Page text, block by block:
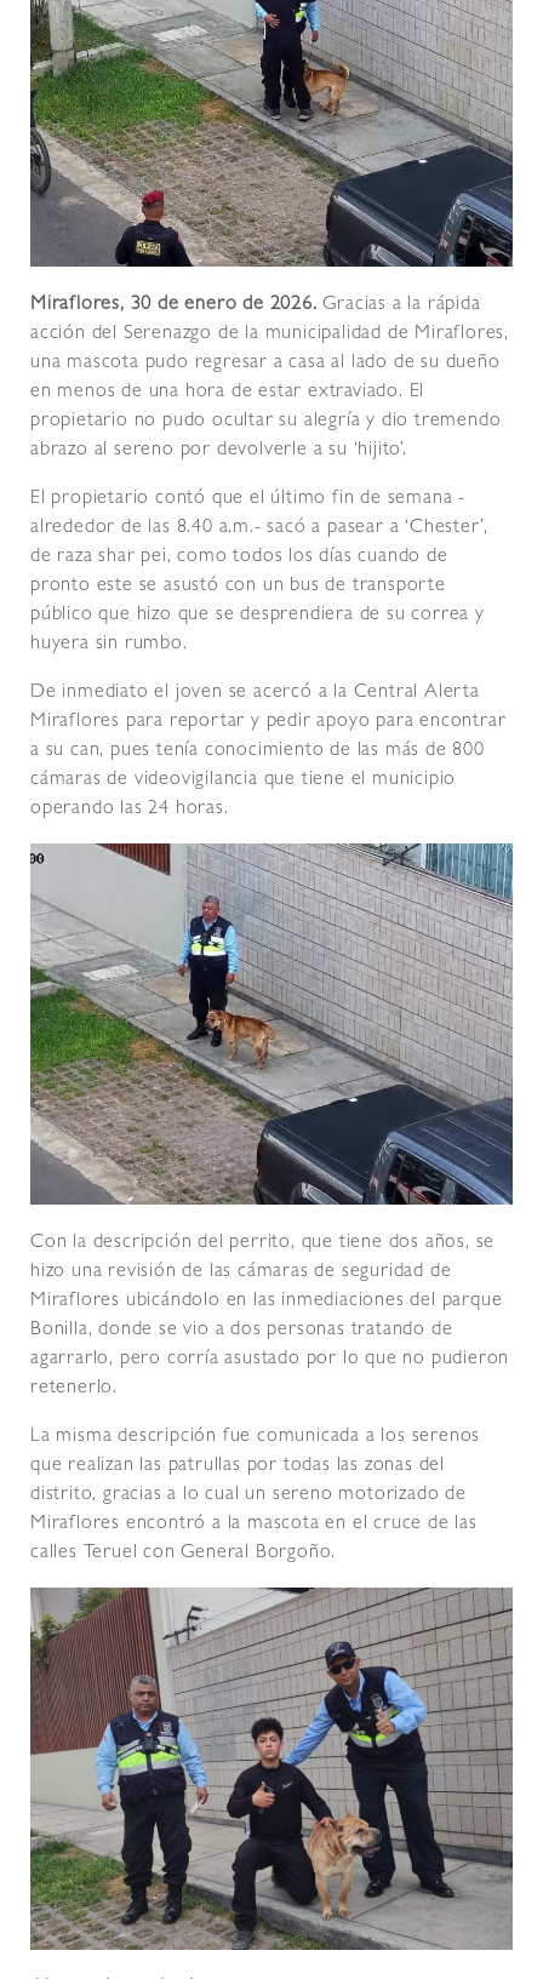
Miraflores, 30 de enero de 2026.Gracias a la rápida
acción del Serenazgo de la municipalidad de Miraflores,
una mascota pudo regresar a casa al lado de su dueño
en menos de una hora de estar extraviado. El
propietario no pudo ocultar su alegría y dio tremendo
abrazo al sereno por devolverle a su ‘hijito’.
El propietario contó que el último fin de semana -
alrededor de las 8.40 a.m.- sacó a pasear a ‘Chester’,
de raza shar pei, como todos los días cuando de
pronto este se asustó con un bus de transporte
público que hizo que se desprendiera de su correa y
huyera sin rumbo.
De inmediato el joven se acercó a la Central Alerta
Miraflores para reportar y pedir apoyo para encontrar
a su can, pues tenía conocimiento de las más de 800
cámaras de videovigilancia que tiene el municipio
operando las 24 horas.
Con la descripción del perrito, que tiene dos años, se
hizo una revisión de las cámaras de seguridad de
Miraflores ubicándolo en las inmediaciones del parque
Bonilla, donde se vio a dos personas tratando de
agarrarlo, pero corría asustado por lo que no pudieron
retenerlo.
La misma descripción fue comunicada a los serenos
que realizan las patrullas por todas las zonas del
distrito, gracias a lo cual un sereno motorizado de
Miraflores encontró a la mascota en el cruce de las
calles Teruel con General Borgoño.